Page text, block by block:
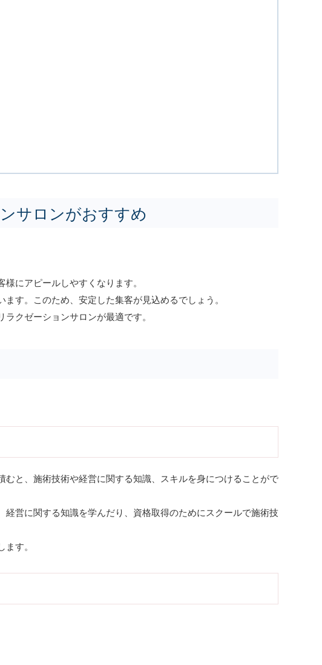
サロンがおすすめ
にアピールしやすくなります。
す。このため、安定した集客が見込めるでしょう。
クゼーションサロンが最適です。
と、施術技術や経営に関する知識、スキルを身につけることがで
営に関する知識を学んだり、資格取得のためにスクールで施術技
す。